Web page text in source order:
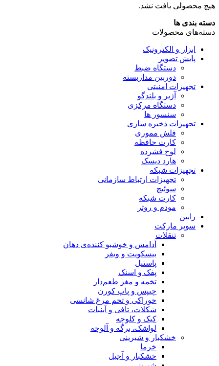
هیچ محصولی یافت نشد.
دسته بندی ها
دسته‌های محصولات
ابزار و الکترونیک
پایش تصویر
دستگاه ضبط
دوربین مداربسته
تجهیزات امنیتی
آژیر و بلندگو
دستگاه مرکزی
سنسور ها
تجهیزات ذخیره سازی
فلش مموری
کارت حافظه
لوح فشرده
هارد دیسک
تجهیزات شبکه
تجهیزات ارتباط سازمانی
سوئیچ
کارت شبکه
مودم و روتر
رابین
سوپر مارکت
تنقلات
آدامس و خوشبو کننده‌ی دهان
بیسکویت و ویفر
پاستیل
پفک و اسنک
تخمه و مغز طعم‌دار
چیپس و پاپ کورن
خوراکی و تخم مرغ شانسی
شکلات، تافی و آبنبات
کیک و کلوچه
لواشک، برگه و آلوچه
خشکبار و شیرینی
خرما
خشکبار و آجیل